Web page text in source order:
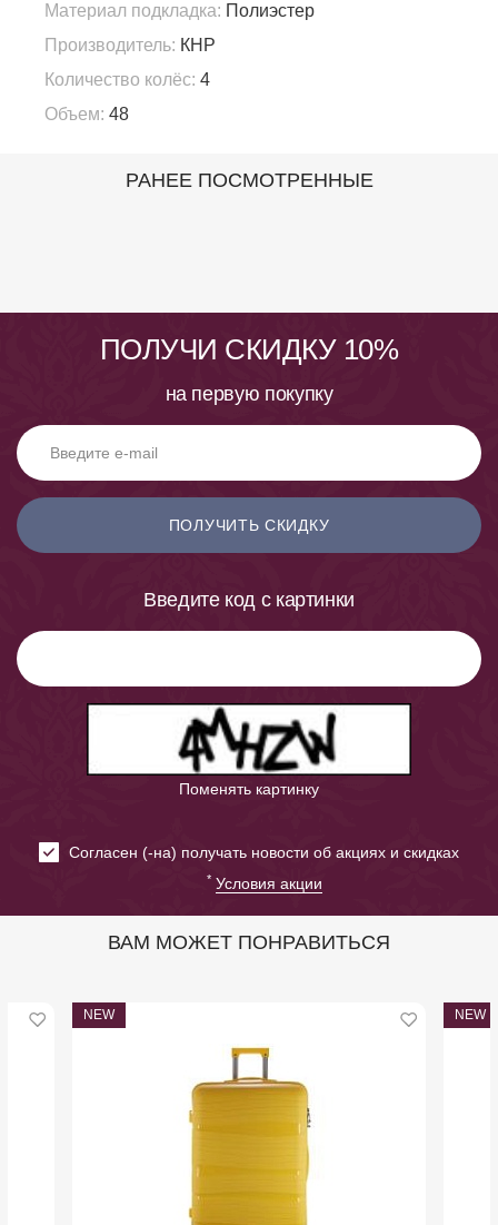
Материал подкладка: Полиэстер
Производитель: КНР
Количество колёс: 4
Объем: 48
РАНЕЕ ПОСМОТРЕННЫЕ
ПОЛУЧИ СКИДКУ 10%
на первую покупку
ПОЛУЧИТЬ СКИДКУ
Введите код с картинки
Поменять картинку
Cогласен (-на) получать новости об акциях и скидках
* Условия акции
ВАМ МОЖЕТ ПОНРАВИТЬСЯ
NEW NEW